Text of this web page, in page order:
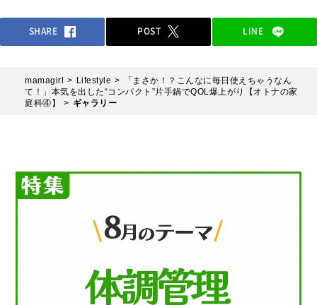
SHARE POST LINE
mamagirl Lifestyle
「まさか！？こんなに毎日使えちゃうなん
て！」本気を出した“コンパクト”⽚⼿鍋でQOL爆上がり【オトナの家
庭科④】
ギャラリー